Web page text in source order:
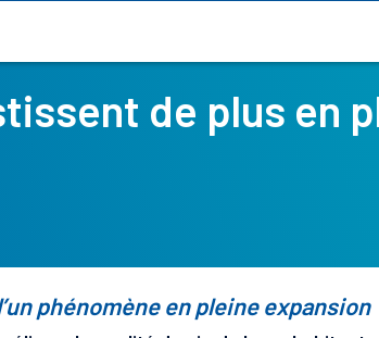
de plus en
phénomène en pleine expansion